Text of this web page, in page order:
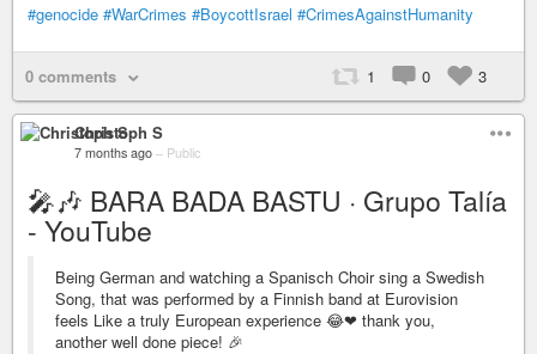
#genocide #WarCrimes #BoycottIsrael #CrimesAgainstHumanity
0 comments 1 0 3
Christoph S
7 months ago – Public
🎤🎶 BARA BADA BASTU · Grupo Talía
- YouTube
Being German and watching a Spanisch Choir sing a Swedish
Song, that was performed by a Finnish band at Eurovision
feels Like a truly European experience 😂❤ thank you,
another well done piece! 🎉